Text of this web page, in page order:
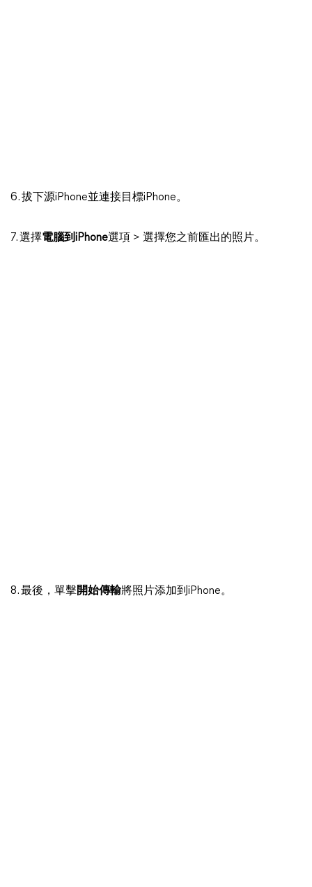
6. 拔下源iPhone並連接目標iPhone。
7. 選擇電腦到iPhone選項 > 選擇您之前匯出的照片。
8. 最後，單擊開始傳輸將照片添加到iPhone。